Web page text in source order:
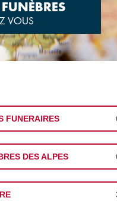
VOUS
FUNERAIRES
DES ALPES